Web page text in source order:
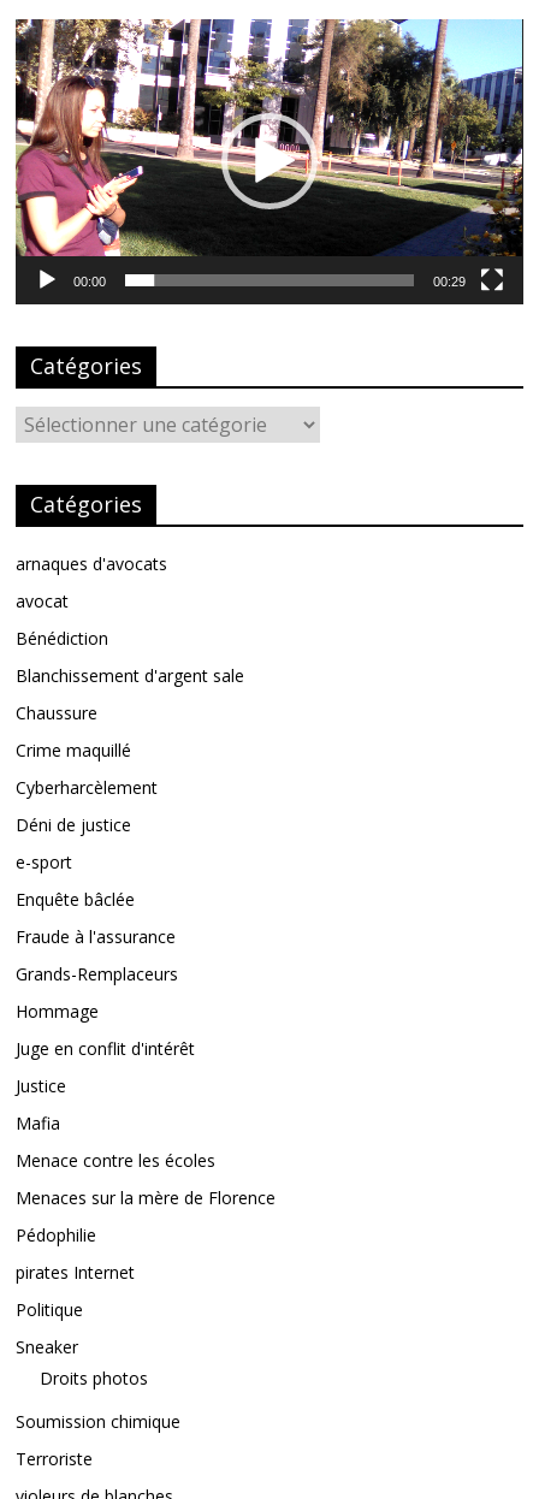
Lecteur
vidéo
00:00 00:29
Catégories
Catégories
Catégories
arnaques d'avocats
avocat
Bénédiction
Blanchissement d'argent sale
Chaussure
Crime maquillé
Cyberharcèlement
Déni de justice
e-sport
Enquête bâclée
Fraude à l'assurance
Grands-Remplaceurs
Hommage
Juge en conflit d'intérêt
Justice
Mafia
Menace contre les écoles
Menaces sur la mère de Florence
Pédophilie
pirates Internet
Politique
Sneaker
Droits photos
Soumission chimique
Terroriste